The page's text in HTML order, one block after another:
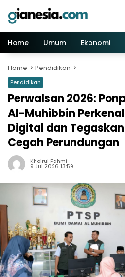
content
Home
Umum Ekonomi
Home Pendidikan
Pendidikan
Perwalsan 2026:
Al-Muhibbin
Digital dan
Cegah Perundungan
Khoirul Fahmi
9 Jul 2026 13:59